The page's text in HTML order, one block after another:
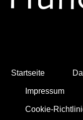
Startseite
Impressum
Cookie-